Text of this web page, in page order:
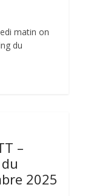
matin on
du
–
2025